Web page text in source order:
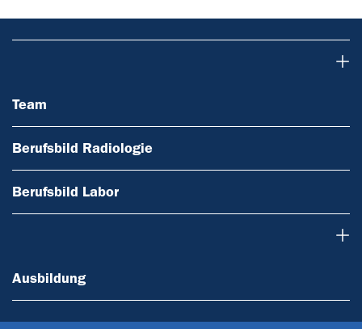
Team
Berufsbild Radiologie
Berufsbild Labor
Ausbildung